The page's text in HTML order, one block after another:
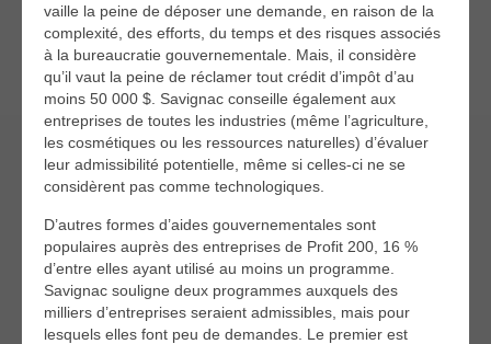
vaille la peine de déposer une demande, en raison de la
complexité, des efforts, du temps et des risques associés
à la bureaucratie gouvernementale. Mais, il considère
qu’il vaut la peine de réclamer tout crédit d’impôt d’au
moins 50 000 $. Savignac conseille également aux
entreprises de toutes les industries (même l’agriculture,
les cosmétiques ou les ressources naturelles) d’évaluer
leur admissibilité potentielle, même si celles-ci ne se
considèrent pas comme technologiques.
D’autres formes d’aides gouvernementales sont
populaires auprès des entreprises de Profit 200, 16 %
d’entre elles ayant utilisé au moins un programme.
Savignac souligne deux programmes auxquels des
milliers d’entreprises seraient admissibles, mais pour
lesquels elles font peu de demandes. Le premier est